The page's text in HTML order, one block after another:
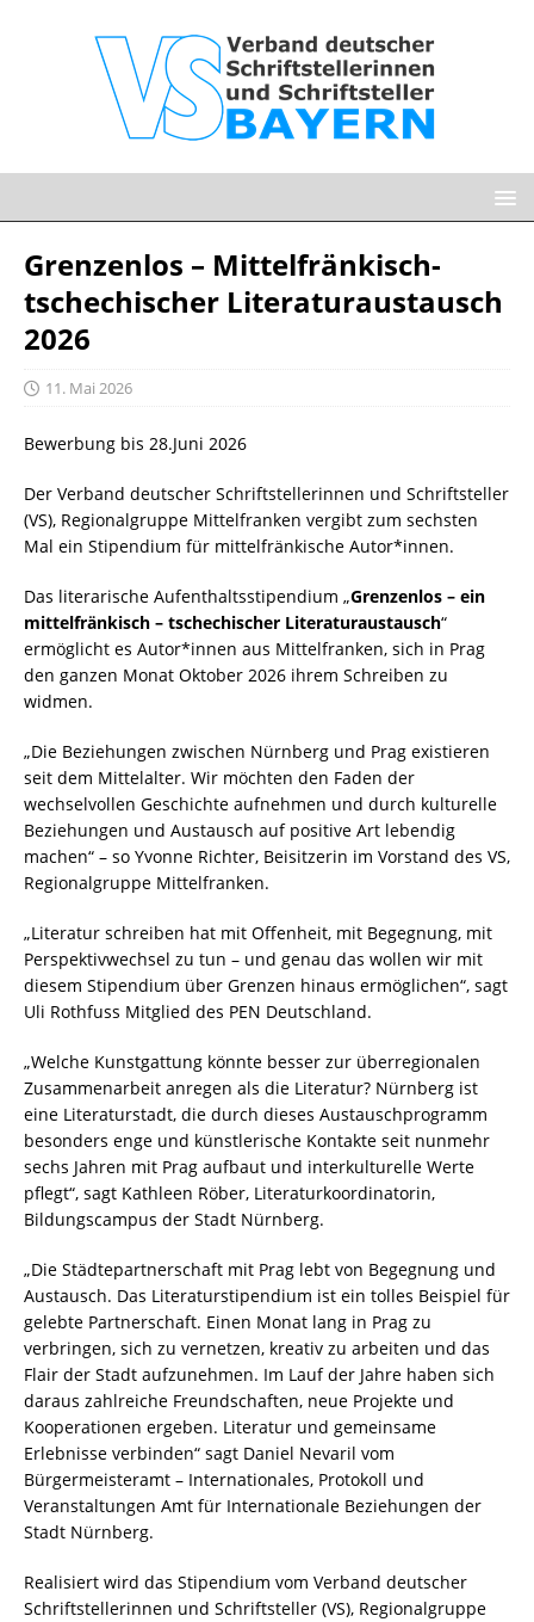
Grenzenlos – Mittelfränkisch-
tschechischer Literaturaustausch
2026
11. Mai 2026
Bewerbung bis 28.Juni 2026
Der Verband deutscher Schriftstellerinnen und Schriftsteller
(VS), Regionalgruppe Mittelfranken vergibt zum sechsten
Mal ein Stipendium für mittelfränkische Autor*innen.
Das literarische Aufenthaltsstipendium „Grenzenlos – ein
mittelfränkisch – tschechischer Literaturaustausch“
ermöglicht es Autor*innen aus Mittelfranken, sich in Prag
den ganzen Monat Oktober 2026 ihrem Schreiben zu
widmen.
„Die Beziehungen zwischen Nürnberg und Prag existieren
seit dem Mittelalter. Wir möchten den Faden der
wechselvollen Geschichte aufnehmen und durch kulturelle
Beziehungen und Austausch auf positive Art lebendig
machen“ – so Yvonne Richter, Beisitzerin im Vorstand des VS,
Regionalgruppe Mittelfranken.
„Literatur schreiben hat mit Offenheit, mit Begegnung, mit
Perspektivwechsel zu tun – und genau das wollen wir mit
diesem Stipendium über Grenzen hinaus ermöglichen“, sagt
Uli Rothfuss Mitglied des PEN Deutschland.
„Welche Kunstgattung könnte besser zur überregionalen
Zusammenarbeit anregen als die Literatur? Nürnberg ist
eine Literaturstadt, die durch dieses Austauschprogramm
besonders enge und künstlerische Kontakte seit nunmehr
sechs Jahren mit Prag aufbaut und interkulturelle Werte
pflegt“, sagt Kathleen Röber, Literaturkoordinatorin,
Bildungscampus der Stadt Nürnberg.
„Die Städtepartnerschaft mit Prag lebt von Begegnung und
Austausch. Das Literaturstipendium ist ein tolles Beispiel für
gelebte Partnerschaft. Einen Monat lang in Prag zu
verbringen, sich zu vernetzen, kreativ zu arbeiten und das
Flair der Stadt aufzunehmen. Im Lauf der Jahre haben sich
daraus zahlreiche Freundschaften, neue Projekte und
Kooperationen ergeben. Literatur und gemeinsame
Erlebnisse verbinden“ sagt Daniel Nevaril vom
Bürgermeisteramt – Internationales, Protokoll und
Veranstaltungen Amt für Internationale Beziehungen der
Stadt Nürnberg.
Realisiert wird das Stipendium vom Verband deutscher
Schriftstellerinnen und Schriftsteller (VS), Regionalgruppe